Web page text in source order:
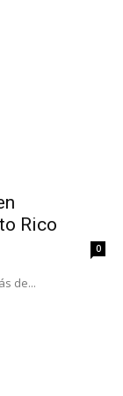
Rico
0
de...